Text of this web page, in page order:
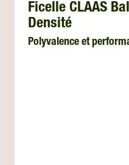
Ficelle CLAAS
Densité
Polyvalence et